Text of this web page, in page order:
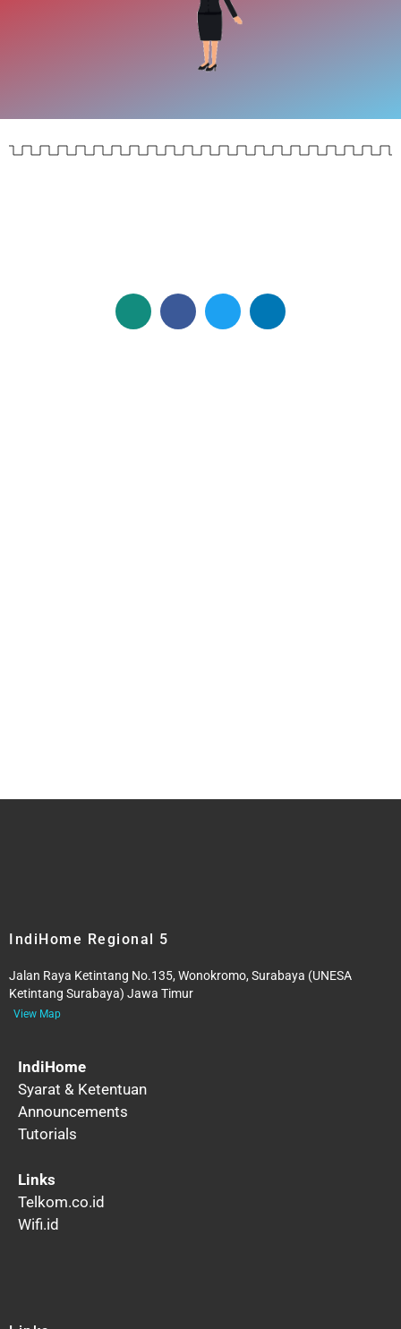
IndiHome Regional 5
Jalan Raya Ketintang No.135, Wonokromo, Surabaya (UNESA
Ketintang Surabaya) Jawa Timur
View Map
IndiHome
Syarat & Ketentuan
Announcements
Tutorials
Links
Telkom.co.id
Wifi.id